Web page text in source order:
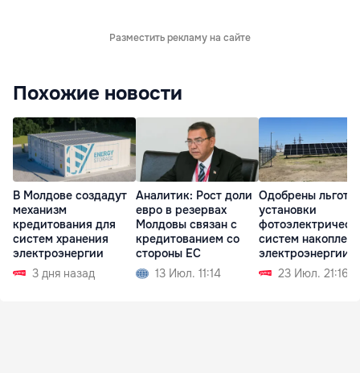
Разместить рекламу на сайте
Похожие новости
В Молдове создадут
механизм
кредитования для
систем хранения
электроэнергии
3 дня назад
Аналитик: Рост доли
евро в резервах
Молдовы связан с
кредитованием со
стороны ЕС
13 Июл. 11:14
Одобрены льготы
установки
систем
электроэнергии
23 Июл. 21:16